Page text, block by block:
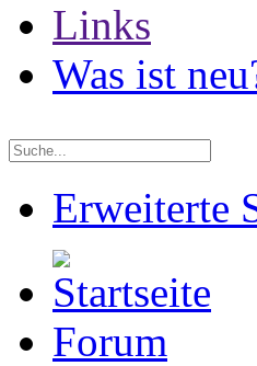
Links
Was ist
Erweiterte
Forum